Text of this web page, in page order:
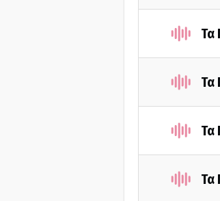
Τα
Τα
Τα
Τα